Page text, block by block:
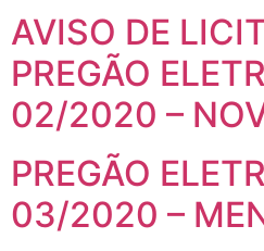
AVISO DE
PREGÃO
02/2020 –
PREGÃO
03/2020 –